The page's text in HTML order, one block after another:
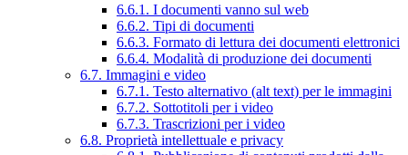
6.6.1. I documenti vanno sul web
6.6.2. Tipi di documenti
6.6.3. Formato di lettura dei documenti elettronici
6.6.4. Modalità di produzione dei documenti
6.7. Immagini e video
6.7.1. Testo alternativo (alt text) per le immagini
6.7.2. Sottotitoli per i video
6.7.3. Trascrizioni per i video
6.8. Proprietà intellettuale e privacy